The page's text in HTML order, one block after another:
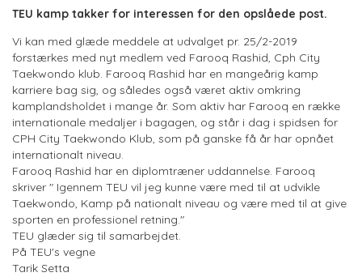
TEU kamp takker for interessen for den opslåede post.
Vi kan med glæde meddele at udvalget pr. 25/2-2019
forstærkes med nyt medlem ved Farooq Rashid, Cph City
Taekwondo klub. Farooq Rashid har en mangeårig kamp
karriere bag sig, og således også været aktiv omkring
kamplandsholdet i mange år. Som aktiv har Farooq en række
internationale medaljer i bagagen, og står i dag i spidsen for
CPH City Taekwondo Klub, som på ganske få år har opnået
internationalt niveau.
Farooq Rashid har en diplomtræner uddannelse. Farooq
skriver " Igennem TEU vil jeg kunne være med til at udvikle
Taekwondo, Kamp på nationalt niveau og være med til at give
sporten en professionel retning."
TEU glæder sig til samarbejdet.
På TEU's vegne
Tarik Setta